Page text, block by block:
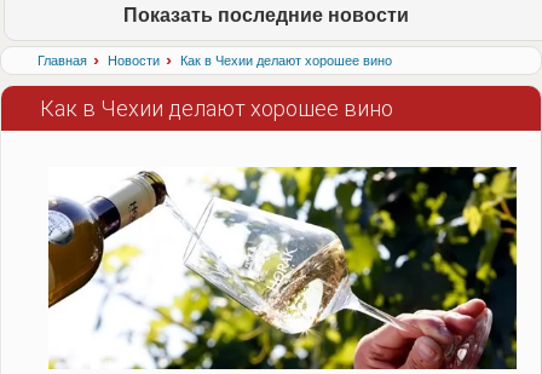
Показать последние новости
Главная › Новости › Как в Чехии делают хорошее вино
Как в Чехии делают хорошее вино